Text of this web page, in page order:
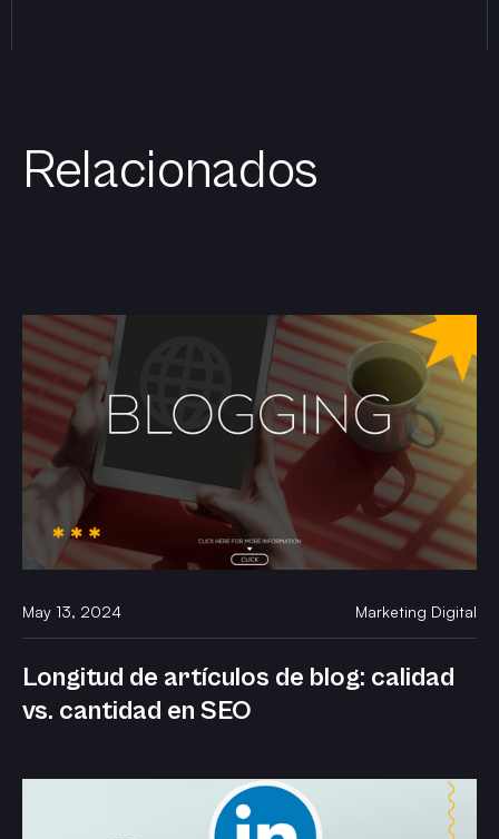
Relacionados
May 13, 2024 Marketing Digital
Longitud de artículos de blog: calidad
vs. cantidad en SEO